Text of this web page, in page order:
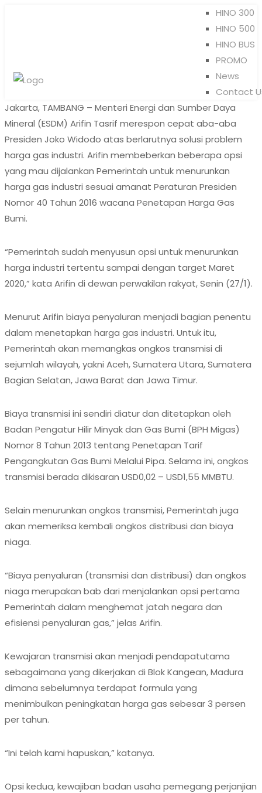
HINO 300
HINO 500
HINO BUS
PROMO
News
Contact
Jakarta, TAMBANG – Menteri Energi dan Sumber Daya
Mineral (ESDM) Arifin Tasrif merespon cepat aba-aba
Presiden Joko Widodo atas berlarutnya solusi problem
harga gas industri. Arifin membeberkan beberapa opsi
yang mau dijalankan Pemerintah untuk menurunkan
harga gas industri sesuai amanat Peraturan Presiden
Nomor 40 Tahun 2016 wacana Penetapan Harga Gas
Bumi.
“Pemerintah sudah menyusun opsi untuk menurunkan
harga industri tertentu sampai dengan target Maret
2020,” kata Arifin di dewan perwakilan rakyat, Senin (27/1).
Menurut Arifin biaya penyaluran menjadi bagian penentu
dalam menetapkan harga gas industri. Untuk itu,
Pemerintah akan memangkas ongkos transmisi di
sejumlah wilayah, yakni Aceh, Sumatera Utara, Sumatera
Bagian Selatan, Jawa Barat dan Jawa Timur.
Biaya transmisi ini sendiri diatur dan ditetapkan oleh
Badan Pengatur Hilir Minyak dan Gas Bumi (BPH Migas)
Nomor 8 Tahun 2013 tentang Penetapan Tarif
Pengangkutan Gas Bumi Melalui Pipa. Selama ini, ongkos
transmisi berada dikisaran USD0,02 – USD1,55 MMBTU.
Selain menurunkan ongkos transmisi, Pemerintah juga
akan memeriksa kembali ongkos distribusi dan biaya
niaga.
“Biaya penyaluran (transmisi dan distribusi) dan ongkos
niaga merupakan bab dari menjalankan opsi pertama
Pemerintah dalam menghemat jatah negara dan
efisiensi penyaluran gas,” jelas Arifin.
Kewajaran transmisi akan menjadi pendapatutama
sebagaimana yang dikerjakan di Blok Kangean, Madura
dimana sebelumnya terdapat formula yang
menimbulkan peningkatan harga gas sebesar 3 persen
per tahun.
“Ini telah kami hapuskan,” katanya.
Opsi kedua, kewajiban badan usaha pemegang perjanjian